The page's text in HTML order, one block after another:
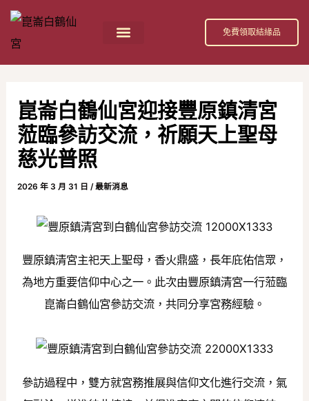
免費領取結緣品
崑崙白鶴仙宮迎接豐原鎮清宮
蒞臨參訪交流，祈願天上聖母
慈光普照
2026 年 3 月 31 日/最新消息
豐原鎮清宮主祀天上聖母，香火鼎盛，長年庇佑信眾，
為地方重要信仰中心之一。此次由豐原鎮清宮一行蒞臨
崑崙白鶴仙宮參訪交流，共同分享宮務經驗。
參訪過程中，雙方就宮務推展與信仰文化進行交流，氣
Post